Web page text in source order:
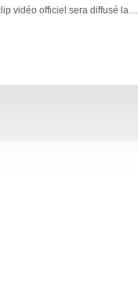
vidéo officiel sera diffusé la…